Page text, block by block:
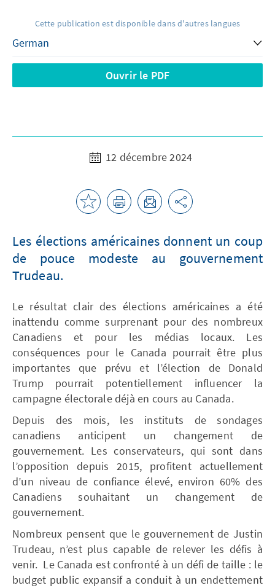
Cette publication est disponible dans d'autres langues
Ouvrir le PDF
12 décembre 2024
Les élections américaines donnent un coup
de pouce modeste au gouvernement
Trudeau.
Le résultat clair des élections américaines a été
inattendu comme surprenant pour des nombreux
Canadiens et pour les médias locaux. Les
conséquences pour le Canada pourrait être plus
importantes que prévu et l’élection de Donald
Trump pourrait potentiellement influencer la
campagne électorale déjà en cours au Canada.
Depuis des mois, les instituts de sondages
canadiens anticipent un changement de
gouvernement. Les conservateurs, qui sont dans
l’opposition depuis 2015, profitent actuellement
d’un niveau de confiance élevé, environ 60% des
Canadiens souhaitant un changement de
gouvernement.
Nombreux pensent que le gouvernement de Justin
Trudeau, n’est plus capable de relever les défis à
venir. Le Canada est confronté à un défi de taille : le
budget public expansif a conduit à un endettement